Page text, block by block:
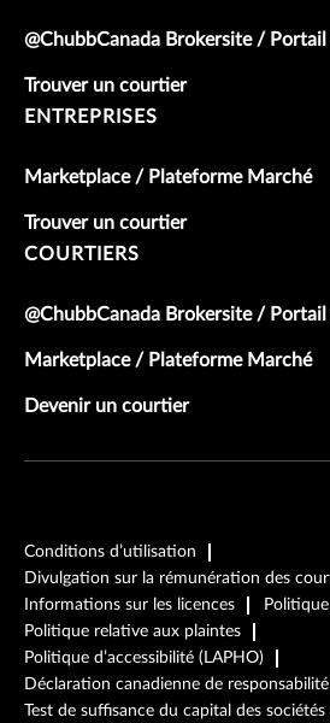
@ChubbCanada Brokersite /
Trouver un courtier
ENTREPRISES
Marketplace / Plateforme Marché
Trouver un courtier
COURTIERS
@ChubbCanada Brokersite /
Marketplace / Plateforme Marché
Devenir un courtier
Conditions d’utilisation
Divulgation sur la rémunération des
Informations sur les licences
Politique relative aux plaintes
Politique d’accessibilité (LAPHO)
Déclaration canadienne de
Test de suffisance du capital des sociétés